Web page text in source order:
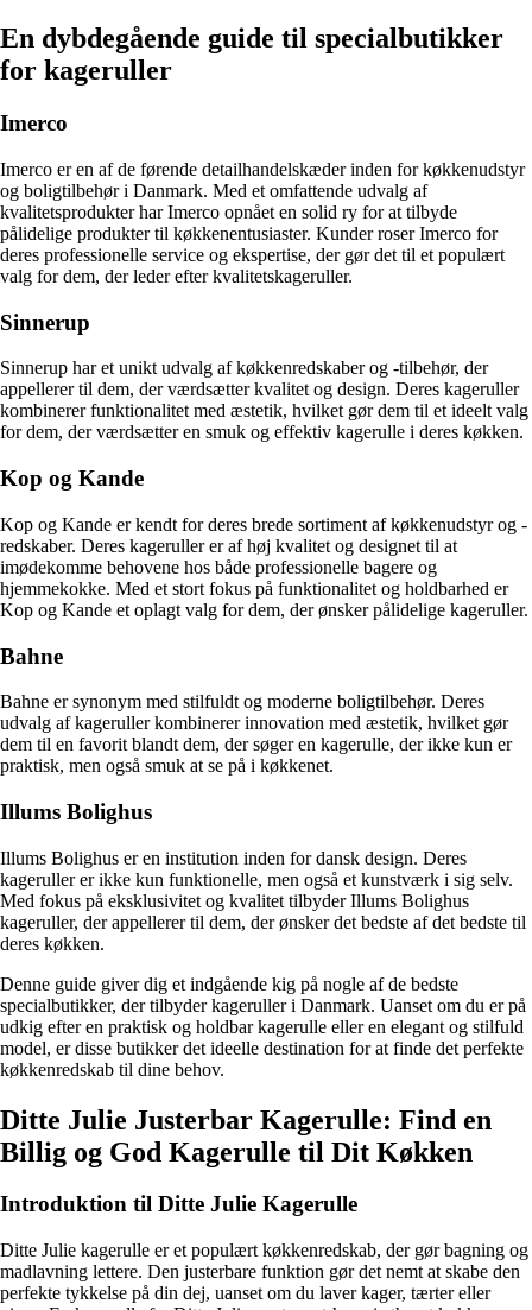
En dybdegående guide til specialbutikker
for kageruller
Imerco
Imerco er en af de førende detailhandelskæder inden for køkkenudstyr
og boligtilbehør i Danmark. Med et omfattende udvalg af
kvalitetsprodukter har Imerco opnået en solid ry for at tilbyde
pålidelige produkter til køkkenentusiaster. Kunder roser Imerco for
deres professionelle service og ekspertise, der gør det til et populært
valg for dem, der leder efter kvalitetskageruller.
Sinnerup
Sinnerup har et unikt udvalg af køkkenredskaber og -tilbehør, der
appellerer til dem, der værdsætter kvalitet og design. Deres kageruller
kombinerer funktionalitet med æstetik, hvilket gør dem til et ideelt valg
for dem, der værdsætter en smuk og effektiv kagerulle i deres køkken.
Kop og Kande
Kop og Kande er kendt for deres brede sortiment af køkkenudstyr og -
redskaber. Deres kageruller er af høj kvalitet og designet til at
imødekomme behovene hos både professionelle bagere og
hjemmekokke. Med et stort fokus på funktionalitet og holdbarhed er
Kop og Kande et oplagt valg for dem, der ønsker pålidelige kageruller.
Bahne
Bahne er synonym med stilfuldt og moderne boligtilbehør. Deres
udvalg af kageruller kombinerer innovation med æstetik, hvilket gør
dem til en favorit blandt dem, der søger en kagerulle, der ikke kun er
praktisk, men også smuk at se på i køkkenet.
Illums Bolighus
Illums Bolighus er en institution inden for dansk design. Deres
kageruller er ikke kun funktionelle, men også et kunstværk i sig selv.
Med fokus på eksklusivitet og kvalitet tilbyder Illums Bolighus
kageruller, der appellerer til dem, der ønsker det bedste af det bedste til
deres køkken.
Denne guide giver dig et indgående kig på nogle af de bedste
specialbutikker, der tilbyder kageruller i Danmark. Uanset om du er på
udkig efter en praktisk og holdbar kagerulle eller en elegant og stilfuld
model, er disse butikker det ideelle destination for at finde det perfekte
køkkenredskab til dine behov.
Ditte Julie Justerbar Kagerulle: Find en
Billig og God Kagerulle til Dit Køkken
Introduktion til Ditte Julie Kagerulle
Ditte Julie kagerulle er et populært køkkenredskab, der gør bagning og
madlavning lettere. Den justerbare funktion gør det nemt at skabe den
perfekte tykkelse på din dej, uanset om du laver kager, tærter eller